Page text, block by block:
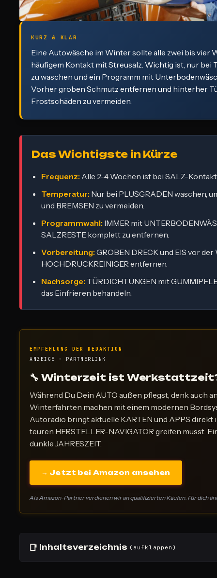
KURZ & KLAR
Eine Autowäsche im Winter sollte alle zwei bis vier
häufigem Kontakt mit Streusalz. Wichtig ist, nur bei
zu waschen und ein Programm mit
Vorher groben Schmutz entfernen und hinterher
Frostschäden zu vermeiden.
Das Wichtigste in Kürze
Frequenz: Alle 2-4 Wochen ist bei SALZ-
Temperatur: Nur bei PLUSGRADEN waschen,
und BREMSEN zu vermeiden.
Programmwahl: IMMER mit
SALZRESTE komplett zu entfernen.
Vorbereitung: GROBEN DRECK und EIS vor
HOCHDRUCKREINIGER entfernen.
Nachsorge: TÜRDICHTUNGEN mit
das Einfrieren behandeln.
EMPFEHLUNG DER REDAKTION
ANZEIGE · PARTNERLINK
🔧 Winterzeit ist
Während Du Dein AUTO außen pflegst, denk auch
Winterfahrten machen mit einem modernen
Autoradio bringt aktuelle KARTEN und APPS direkt
teuren HERSTELLER-NAVIGATOR greifen musst.
dunkle JAHRESZEIT.
→ Jetzt bei Amazon ansehen
Als Amazon-Partner verdienen wir an qualifizierten Käufen. Für dich
📑 Inhaltsverzeichnis (aufklappen)